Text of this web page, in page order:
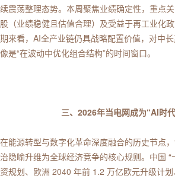
续震荡整理态势。本周聚焦业绩确定性，重点
股（业绩稳健且估值合理）及受益于再工业化
期来看，AI全产业链仍具战略配置价值，对中
像是“在波动中优化组合结构”的时间窗口。
三、2026年当电网成为“AI时
在能源转型与数字化革命深度融合的历史节点
治隐喻升维为全球经济竞争的核心规则。中国
资规划、欧洲 2040 年前 1.2 万亿欧元升级计